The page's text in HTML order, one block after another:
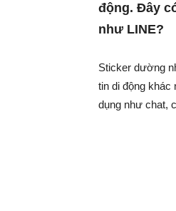
động. Đây
như LINE?
Sticker dường
tin di động khác
dụng như chat,